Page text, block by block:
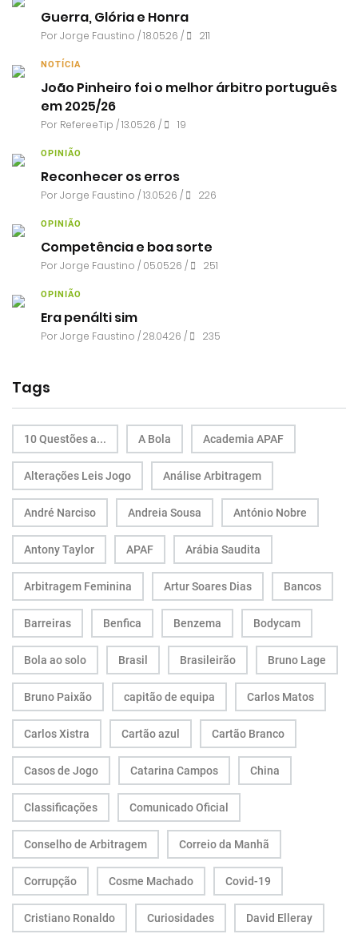
Guerra, Glória e Honra
PorJorge Faustino / 18.05.26 / 211
NOTÍCIA
João Pinheiro foi o melhor árbitro português
em 2025/26
Por RefereeTip / 13.05.26 / 19
OPINIÃO
Reconhecer os erros
PorJorge Faustino / 13.05.26 / 226
OPINIÃO
Competência e boa sorte
PorJorge Faustino / 05.05.26 / 251
OPINIÃO
Era penálti sim
PorJorge Faustino / 28.04.26 / 235
Tags
10 Questões a... A Bola Academia APAF
Alterações Leis Jogo Análise Arbitragem
André Narciso Andreia Sousa António Nobre
Antony Taylor APAF Arábia Saudita
Arbitragem Feminina Artur Soares Dias Bancos
Barreiras Benfica Benzema Bodycam
Bola ao solo Brasil Brasileirão Bruno Lage
Bruno Paixão capitão de equipa Carlos Matos
Carlos Xistra Cartão azul Cartão Branco
Casos de Jogo Catarina Campos China
Classificações Comunicado Oficial
Conselho de Arbitragem Correio da Manhã
Corrupção Cosme Machado Covid-19
Cristiano Ronaldo Curiosidades David Elleray